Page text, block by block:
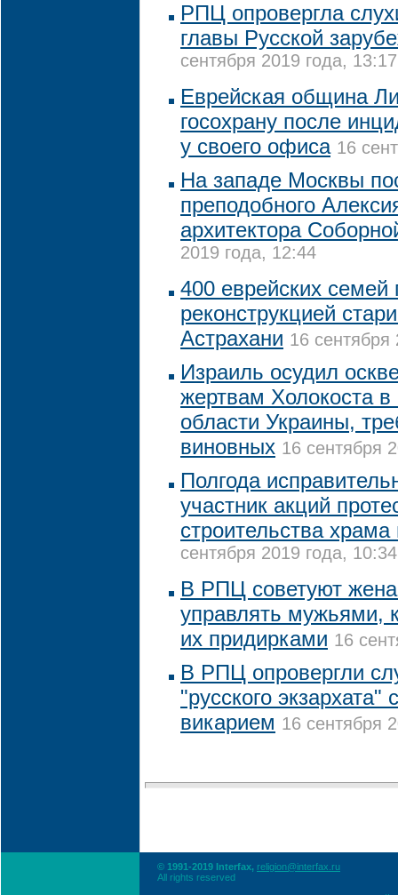
РПЦ опровергла
главы Русской
сентября 2019 года, 13:17
Еврейская община
госохрану после
у своего офиса 16
На западе Москвы
преподобного
архитектора
2019 года, 12:44
400 еврейских семей
реконструкцией
Астрахани 16 сентября
Израиль осудил
жертвам Холокоста в
области Украины,
виновных 16 сентября
Полгода
участник акций
строительства храма
сентября 2019 года, 10:34
В РПЦ советуют
управлять мужьями,
их придирками 16
В РПЦ опровергли
"русского
викарием 16 сентября
© 1991-2019 Interfax, religion@interfax.ru
All rights reserved